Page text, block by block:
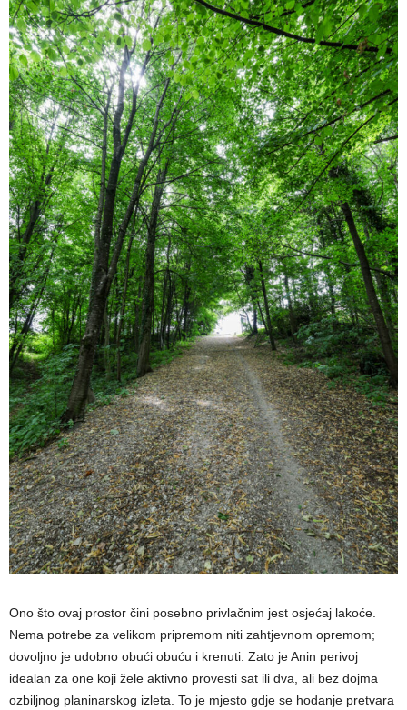
Ono što ovaj prostor čini posebno privlačnim jest osjećaj lakoće.
Nema potrebe za velikom pripremom niti zahtjevnom opremom;
dovoljno je udobno obući obuću i krenuti. Zato je Anin perivoj
idealan za one koji žele aktivno provesti sat ili dva, ali bez dojma
ozbiljnog planinarskog izleta. To je mjesto gdje se hodanje pretvara